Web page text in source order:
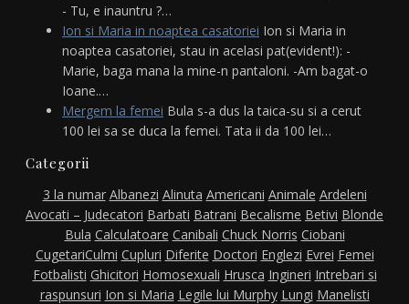
- Tu, e inauntru ?…
Ion si Maria in noaptea casatoriei Ion si Maria in
noaptea casatoriei, stau in acelasi pat(evident!): -
Marie, baga mana la mine-n pantaloni. -Am bagat-o
Ioane.…
Mergem la femei Bula s-a dus la taica-su si a cerut
100 lei sa se duca la femei. Tata ii da 100 lei…
Categorii
3 la numar Albanezi Alinuta Americani Animale Ardeleni
Avocati – Judecatori Barbati Batrani Becalisme Betivi Blonde
Bula Calculatoare Canibali Chuck Norris Ciobani
CugetariCulmi Cupluri Diferite Doctori Englezi Evrei Femei
Fotbalisti Ghicitori Homosexuali Hrusca Ingineri Intrebari si
raspunsuri Ion si Maria Legile lui Murphy Lungi Manelisti